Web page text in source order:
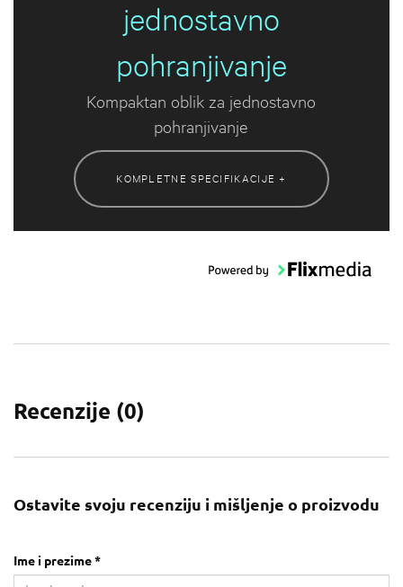
jednostavno
pohranjivanje
Kompaktan oblik za jednostavno
pohranjivanje
KOMPLETNE SPECIFIKACIJE +
Recenzije (0)
Ostavite svoju recenziju i mišljenje o proizvodu
Ime i prezime *